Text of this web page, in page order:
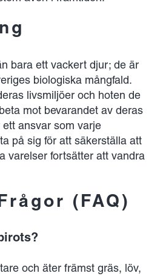
bara ett vackert djur; de är
biologiska mångfald.
livsmiljöer och hoten de
mot bevarandet av deras
ansvar som varje
på sig för att säkerställa att
varelser fortsätter att vandra
(FAQ)
och äter främst gräs, löv,